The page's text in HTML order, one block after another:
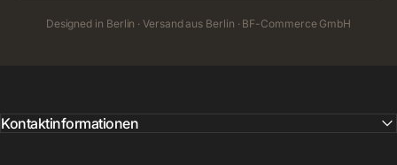
Designed in Berlin · Versand aus Berlin · BF-Commerce GmbH
Kontaktinformationen